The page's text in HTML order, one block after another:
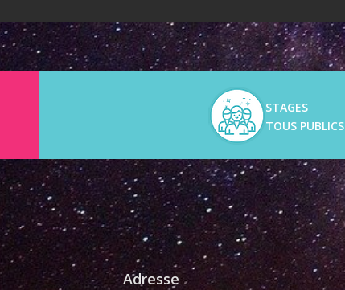
STAGES
TOUS PUBLICS
Adresse